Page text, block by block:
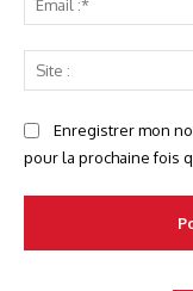
Enregistrer mon
pour la prochaine fois